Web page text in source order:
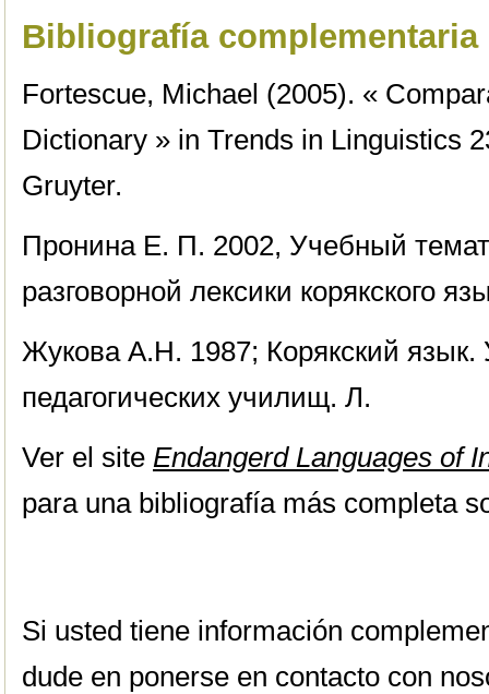
Bibliografía complementaria
Fortescue, Michael (2005). «
Dictionary » in Trends in Linguistics
Gruyter.
Пронина Е. П. 2002, Учебный
разговорной лексики корякского
Жукова А.Н. 1987; Корякский
педагогических училищ. Л.
Ver el site Endangerd Languages of
para una bibliografía más completa
Si usted tiene información
dude en ponerse en contacto con